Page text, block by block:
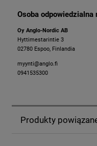
Osoba odpowiedzialna
Oy Anglo-Nordic AB
Hyttimestarintie 3
02780 Espoo, Finlandia
myynti@anglo.fi
0941535300
Produkty